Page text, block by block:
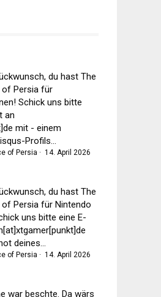
du hast The
of Persia für
Schick uns bitte
an
mit - einem
Profils...
of Persia · 14. April 2026
du hast The
of Persia für Nintendo
uns bitte eine E-
deines...
of Persia · 14. April 2026
war beschte. Da wärs